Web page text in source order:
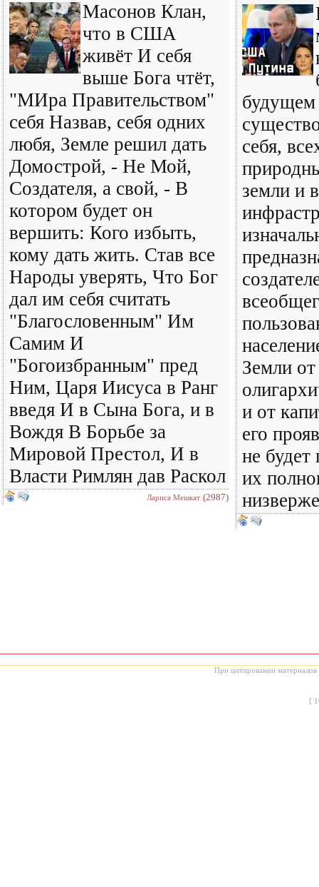
Масонов Клан,
что в США
живёт И себя
выше Бога чтёт,
"МИра Правительством"
себя Назвав, себя одних
любя, Земле решил дать
Домострой, - Не Мой,
Создателя, а свой, - В
котором будет он
вершить: Кого избыть,
кому дать жить. Став все
Народы уверять, Что Бог
дал им себя считать
"Благословенным" Им
Самим И
"Богоизбранным" пред
Ним, Царя Иисуса в Ранг
введя И в Сына Бога, и в
Вождя В Борьбе за
Мировой Престол, И в
Власти Римлян дав Раскол
Лариса Мешкат (2987)
будущем
себя,
земли и
Земли
и от
его
не
их
При цитировании материалов
[